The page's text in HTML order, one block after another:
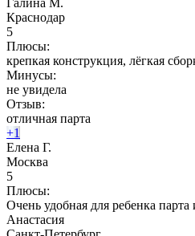
Краснодар
5
Плюсы:
крепкая конструкция, лëгкая
Минусы:
не увидела
Отзыв:
отличная парта
+1
Елена Г.
Москва
5
Плюсы:
Очень удобная для ребенка парта
Анастасия